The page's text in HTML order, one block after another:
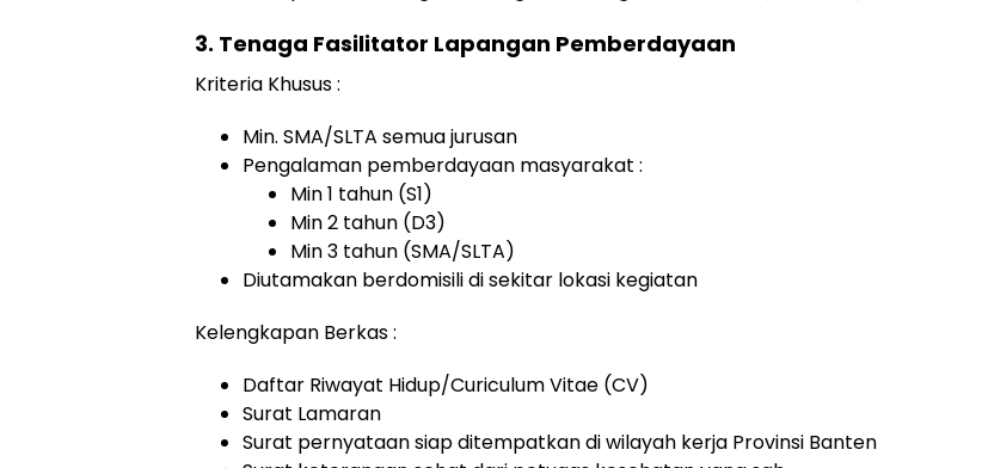
3. Tenaga Fasilitator Lapangan Pemberdayaan
Kriteria Khusus :
Min. SMA/SLTA semua jurusan
Pengalaman pemberdayaan masyarakat :
Min 1 tahun (S1)
Min 2 tahun (D3)
Min 3 tahun (SMA/SLTA)
Diutamakan berdomisili di sekitar lokasi kegiatan
Kelengkapan Berkas :
Daftar Riwayat Hidup/Curiculum Vitae (CV)
Surat Lamaran
Surat pernyataan siap ditempatkan di wilayah kerja Provinsi Banten